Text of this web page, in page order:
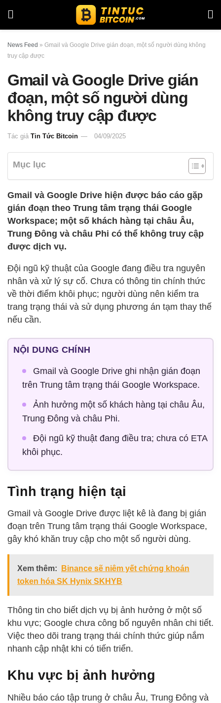
News Feed » Gmail và Google Drive gián đoạn, một số người dùng không
truy cập được
Gmail và Google Drive gián
đoạn, một số người dùng
không truy cập được
Tác giả Tin Tức Bitcoin 04/09/2025
Mục lục
Gmail và Google Drive hiện được báo cáo gặp
gián đoạn theo Trung tâm trạng thái Google
Workspace; một số khách hàng tại châu Âu,
Trung Đông và châu Phi có thể không truy cập
được dịch vụ.
Đội ngũ kỹ thuật của Google đang điều tra nguyên
nhân và xử lý sự cố. Chưa có thông tin chính thức
về thời điểm khôi phục; người dùng nên kiểm tra
trang trạng thái và sử dụng phương án tạm thay thế
nếu cần.
NỘI DUNG CHÍNH
Gmail và Google Drive ghi nhận gián đoạn
trên Trung tâm trạng thái Google Workspace.
Ảnh hưởng một số khách hàng tại châu Âu,
Trung Đông và châu Phi.
Đội ngũ kỹ thuật đang điều tra; chưa có ETA
khôi phục.
Tình trạng hiện tại
Gmail và Google Drive được liệt kê là đang bị gián
đoạn trên Trung tâm trạng thái Google Workspace,
gây khó khăn truy cập cho một số người dùng.
Xem thêm:
Binance sẽ niêm yết chứng khoán
token hóa SK Hynix SKHYB
Thông tin cho biết dịch vụ bị ảnh hưởng ở một số
khu vực; Google chưa công bố nguyên nhân chi tiết.
Việc theo dõi trang trạng thái chính thức giúp nắm
nhanh cập nhật khi có tiến triển.
Khu vực bị ảnh hưởng
Nhiều báo cáo tập trung ở châu Âu, Trung Đông và